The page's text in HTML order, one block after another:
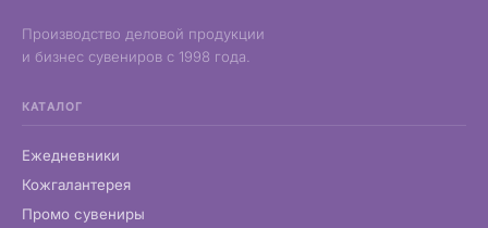
Производство деловой продукции
и бизнес сувениров с 1998 года.
КАТАЛОГ
Ежедневники
Кожгалантерея
Промо сувениры